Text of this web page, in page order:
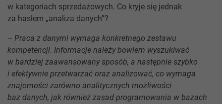
w kategoriach sprzedażowych. Co kryje się jednak
za hasłem „analiza danych”?
– Praca z danymi wymaga konkretnego zestawu
kompetencji. Informacje należy bowiem wyszukiwać
w bardziej zaawansowany sposób, a następnie szybko
i efektywnie przetwarzać oraz analizować, co wymaga
znajomości zarówno analitycznych możliwości
baz danych, jak również zasad programowania w bazach